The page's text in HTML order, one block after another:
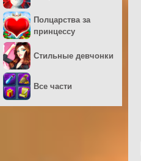
Полцарства за
принцессу
Стильные девчонки
Все части